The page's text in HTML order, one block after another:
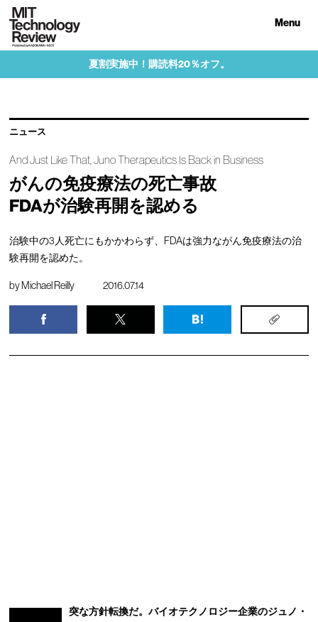
Menu
夏割実施中！購読料20％オフ。
ニュース
And Just Like That, Juno Therapeutics Is Back in Business
がんの免疫療法の死亡事故
FDAが治験再開を認める
治験中の3人死亡にもかかわらず、FDAは強力ながん免疫療法の治
験再開を認めた。
byMichael Reilly 2016.07.14
突な方針転換だ。バイオテクノロジー企業のジュノ・